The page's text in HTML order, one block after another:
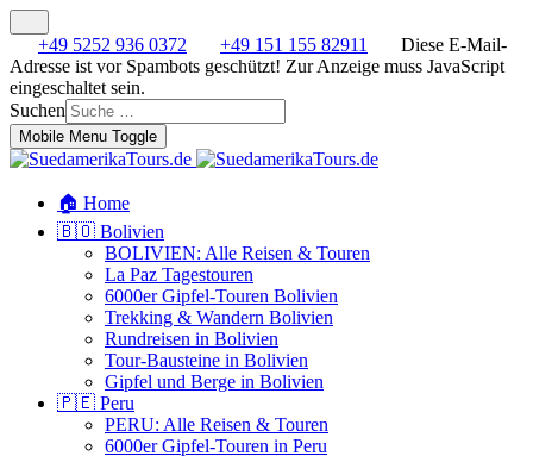
+49 5252 936 0372 +49 151 155 82911
Diese E-Mail-
Adresse ist vor Spambots geschützt! Zur Anzeige muss JavaScript
eingeschaltet sein.
Suchen
Mobile Menu Toggle
🏠 Home
🇧🇴 Bolivien
BOLIVIEN: Alle Reisen & Touren
La Paz Tagestouren
6000er Gipfel-Touren Bolivien
Trekking & Wandern Bolivien
Rundreisen in Bolivien
Tour-Bausteine in Bolivien
Gipfel und Berge in Bolivien
🇵🇪 Peru
PERU: Alle Reisen & Touren
6000er Gipfel-Touren in Peru